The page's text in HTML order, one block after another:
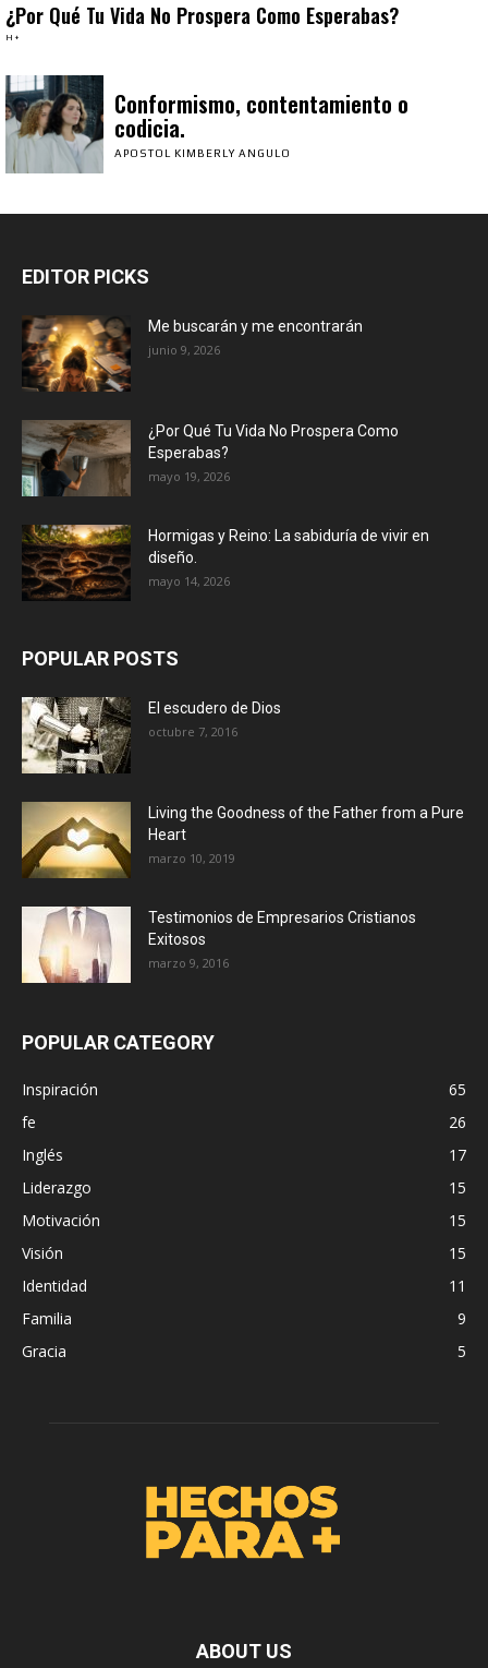
¿Por Qué Tu Vida No Prospera Como Esperabas?
H+
Conformismo, contentamiento o
codicia.
APOSTOL KIMBERLY ANGULO
EDITOR PICKS
Me buscarán y me encontrarán
junio 9, 2026
¿Por Qué Tu Vida No Prospera Como
Esperabas?
mayo 19, 2026
Hormigas y Reino: La sabiduría de vivir en
diseño.
mayo 14, 2026
POPULAR POSTS
El escudero de Dios
octubre 7, 2016
Living the Goodness of the Father from a Pure
Heart
marzo 10, 2019
Testimonios de Empresarios Cristianos
Exitosos
marzo 9, 2016
POPULAR CATEGORY
Inspiración
65
fe
26
Inglés
17
Liderazgo
15
Motivación
15
Visión
15
Identidad
11
Familia
9
Gracia
5
ABOUT US